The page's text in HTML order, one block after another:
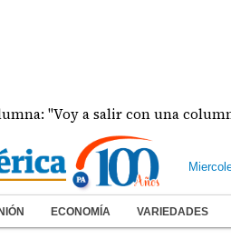
a salir con una columna
ECONOMÍA VARIEDADES